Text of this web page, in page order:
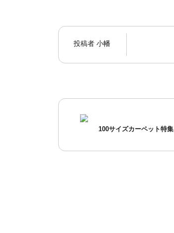
投稿者小幡
100サイズカーペット特集